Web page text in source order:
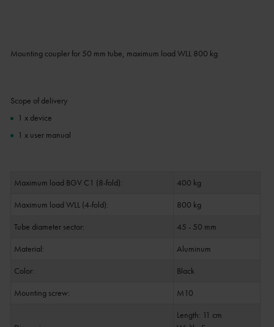
Mounting coupler for 50 mm tube, maximum load WLL 800 kg
Scope of delivery
1 x device
1 x user manual
Maximum load BGV C1 (8-fold):
400 kg
Maximum load WLL (4-fold):
800 kg
Tube diameter sector:
45 - 50 mm
Material:
Aluminum
Color:
Black
Mounting screw:
M10
Length: 11 cm